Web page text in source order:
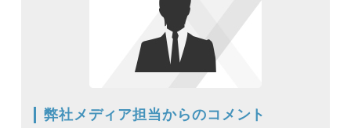
弊社メディア担当からのコメント